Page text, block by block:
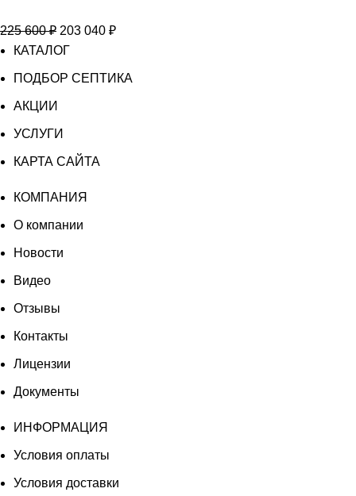
12
225 600₽ Первоначальная
цена
203 040 ₽Текущая
КАТАЛОГ
ПОДБОР СЕПТИКА
АКЦИИ
УСЛУГИ
КАРТА САЙТА
КОМПАНИЯ
О компании
Новости
Видео
Отзывы
Контакты
Лицензии
Документы
ИНФОРМАЦИЯ
Условия оплаты
Условия доставки